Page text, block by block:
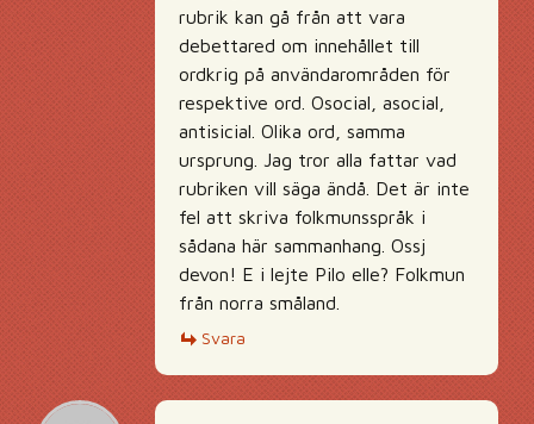
rubrik kan gå från att vara
debettared om innehållet till
ordkrig på användarområden för
respektive ord. Osocial, asocial,
antisicial. Olika ord, samma
ursprung. Jag tror alla fattar vad
rubriken vill säga ändå. Det är inte
fel att skriva folkmunsspråk i
sådana här sammanhang. Ossj
devon! E i lejte Pilo elle? Folkmun
från norra småland.
Svara